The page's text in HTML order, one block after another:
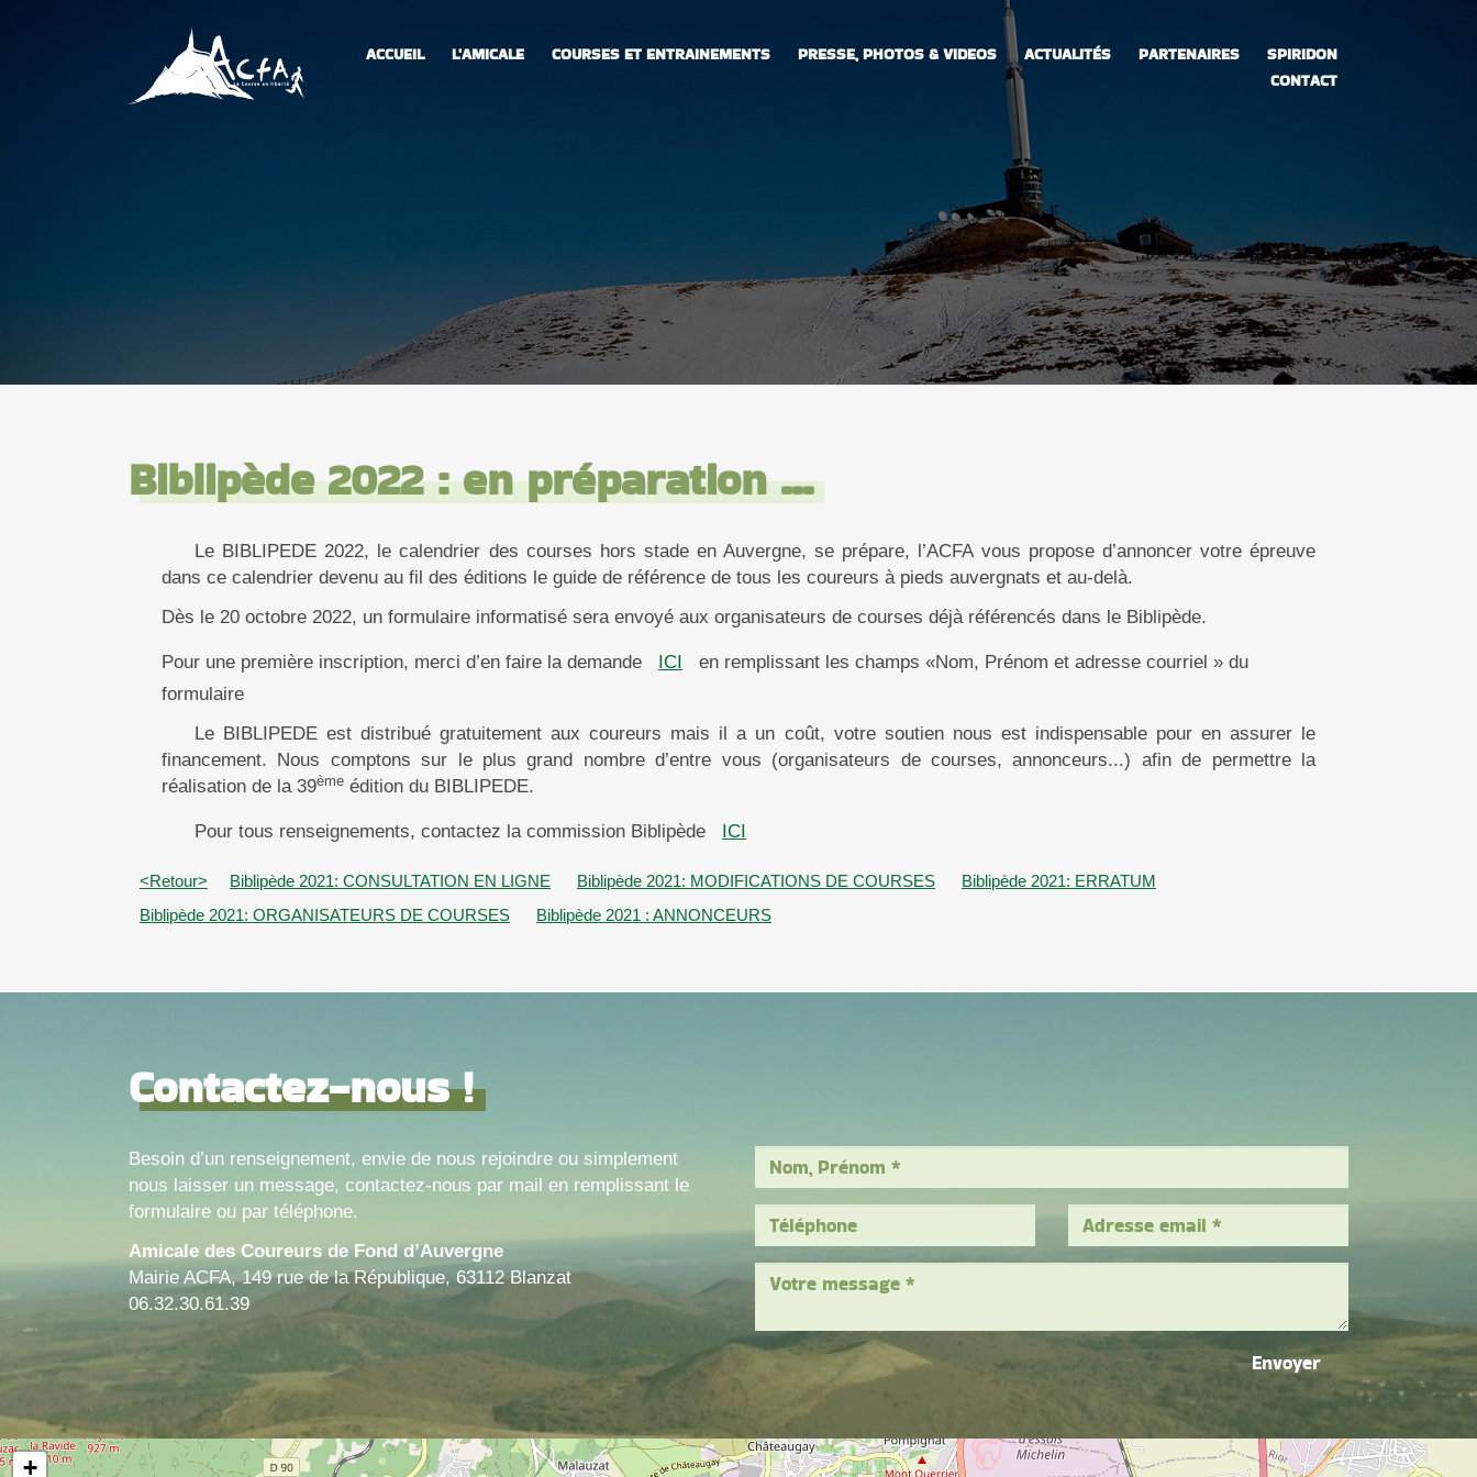
ACCUEIL L'AMICALE COURSES ET ENTRAINEMENTS PRESSE, PHOTOS & VIDEOS ACTUALITÉS PARTENAIRES
SPIRIDON
CONTACT
Biblipède 2022 : en préparation ...
Le BIBLIPEDE 2022, le calendrier des courses hors stade en Auvergne, se prépare, l’ACFA vous propose d’annoncer votre épreuve
dans ce calendrier devenu au fil des éditions le guide de référence de tous les coureurs à pieds auvergnats et au-delà.
Dès le 20 octobre 2022, un formulaire informatisé sera envoyé aux organisateurs de courses déjà référencés dans le Biblipède.
Pour une première inscription, merci d’en faire la demande ICI
en remplissant les champs «Nom, Prénom et adresse courriel » du
formulaire
Le BIBLIPEDE est distribué gratuitement aux coureurs mais il a un coût, votre soutien nous est indispensable pour en assurer le
financement. Nous comptons sur le plus grand nombre d’entre vous (organisateurs de courses, annonceurs...) afin de permettre la
réalisation de la 39ème édition du BIBLIPEDE.
Pour tous renseignements, contactez la commission Biblipède ICI
<Retour> Biblipède 2021: CONSULTATION EN LIGNE Biblipède 2021: MODIFICATIONS DE COURSES
Biblipède 2021: ERRATUM
Biblipède 2021: ORGANISATEURS DE COURSES
Biblipède 2021 : ANNONCEURS
Contactez-nous !
Besoin d’un renseignement, envie de nous rejoindre ou simplement
nous laisser un message, contactez-nous par mail en remplissant le
formulaire ou par téléphone.
Amicale des Coureurs de Fond d’Auvergne
Mairie ACFA, 149 rue de la République, 63112 Blanzat
06.32.30.61.39
Envoyer
+